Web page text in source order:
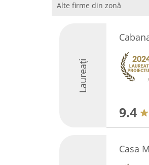
Alte firme din zonă
Laureați
9.4
Casa